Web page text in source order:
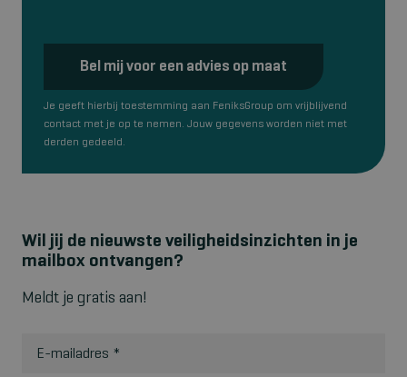
Bel mij voor een advies op maat
Je geeft hierbij toestemming aan FeniksGroup om vrijblijvend
contact met je op te nemen. Jouw gegevens worden niet met
derden gedeeld.
Wil jij de nieuwste veiligheidsinzichten in je
mailbox ontvangen?
Meldt je gratis aan!
E-mailadres *